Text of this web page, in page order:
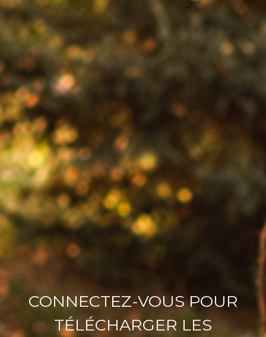
CONNECTEZ-VOUS POUR
TÉLÉCHARGER LES